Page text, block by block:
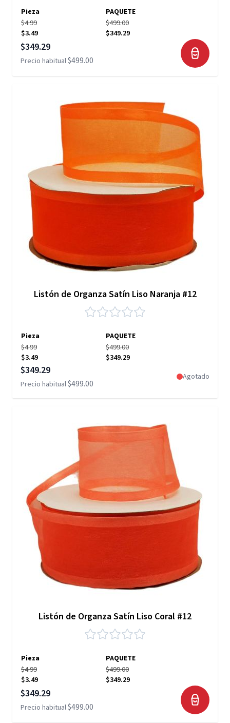
Pieza
PAQUETE
$4.99
$3.49
$499.00
$349.29
Precio especial
$349.29
Precio habitual$499.00
Listón de Organza Satín Liso Naranja #12
Pieza
PAQUETE
$4.99
$3.49
$499.00
$349.29
Precio especial
$349.29
Precio habitual$499.00
Agotado
Listón de Organza Satín Liso Coral #12
Pieza
PAQUETE
$4.99
$3.49
$499.00
$349.29
Precio especial
$349.29
Precio habitual$499.00